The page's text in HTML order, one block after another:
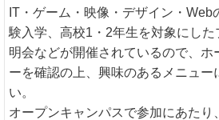
IT・ゲーム・映像・デザイン・Web
験入学、高校1・2年生を対象にし
明会などが開催されているので、ホ
ーを確認の上、興味のあるメニュー
い。
オープンキャンパスで参加にあたり